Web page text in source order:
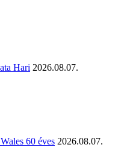
Hari 2026.08.07.
60 éves 2026.08.07.